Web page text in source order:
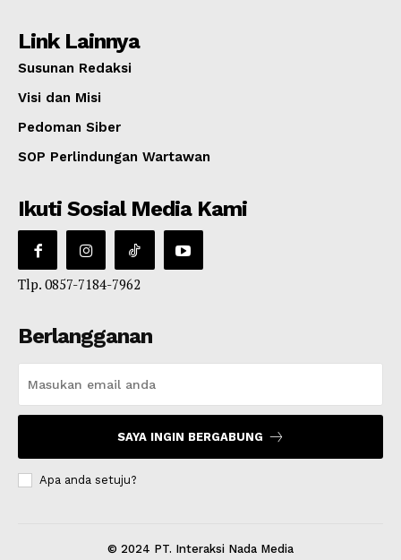
Link Lainnya
Susunan Redaksi
Visi dan Misi
Pedoman Siber
SOP Perlindungan Wartawan
Ikuti Sosial Media Kami
Tlp. 0857-7184-7962
Berlangganan
SAYA INGIN BERGABUNG
Apa anda setuju?
© 2024 PT. Interaksi Nada Media